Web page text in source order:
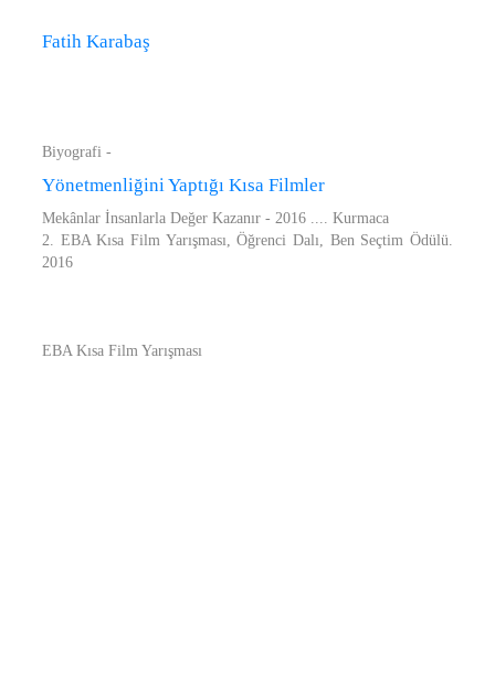
Fatih Karabaş
Biyografi -
Yönetmenliğini Yaptığı Kısa Filmler
Mekânlar İnsanlarla Değer Kazanır - 2016 .... Kurmaca
2. EBA Kısa Film Yarışması, Öğrenci Dalı, Ben Seçtim Ödülü.
2016
EBA Kısa Film Yarışması